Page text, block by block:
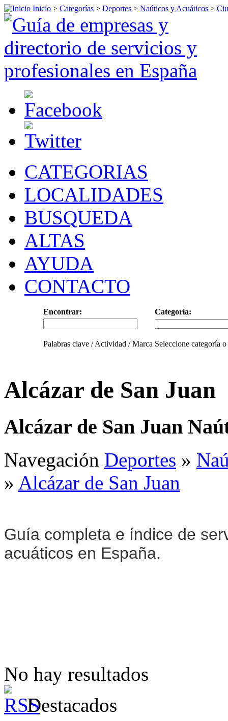
Inicio > Categorías > Deportes > Naúticos y Acuáticos >
CATEGORIAS
LOCALIDADES
BUSQUEDA
ALTAS
AYUDA
CONTACTO
Encontrar: Categoría:
Palabras clave / Actividad / Marca Seleccione categoría
Alcázar de San Juan
Alcázar de San Juan
Navegación Deportes »
» Alcázar de San Juan
Guía completa e índice de
acuáticos en España.
No hay resultados
Destacados